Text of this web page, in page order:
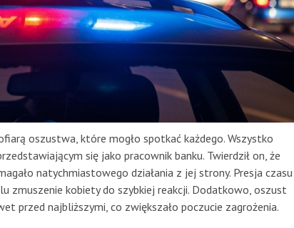
oszustwa, które mogło spotkać każdego. Wszystko
się jako pracownik banku. Twierdził on, że
natychmiastowego działania z jej strony. Presja czasu
zmuszenie kobiety do szybkiej reakcji. Dodatkowo, oszust
przed najbliższymi, co zwiększało poczucie zagrożenia.